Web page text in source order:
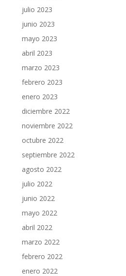
julio 2023
junio 2023
mayo 2023
abril 2023
marzo 2023
febrero 2023
enero 2023
diciembre 2022
noviembre 2022
octubre 2022
septiembre 2022
agosto 2022
julio 2022
junio 2022
mayo 2022
abril 2022
marzo 2022
febrero 2022
enero 2022